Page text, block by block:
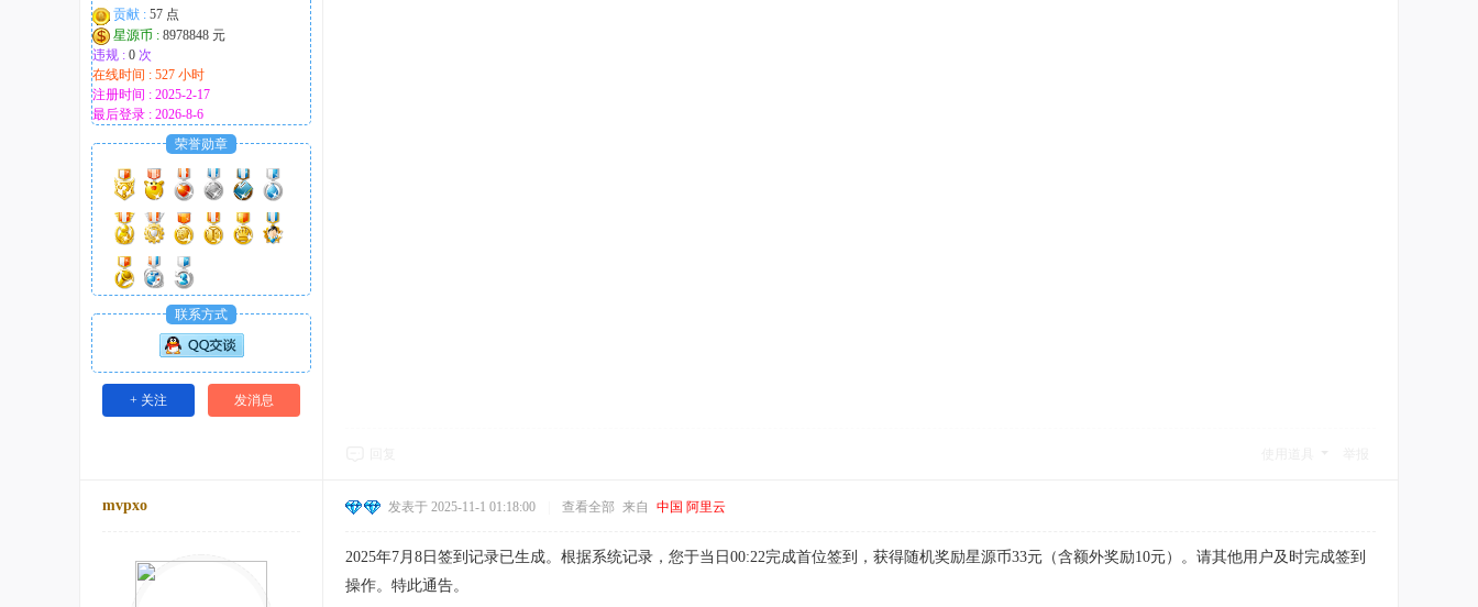
贡献 : 57 点
星源币 : 8978848 元
违规 : 0 次
在线时间 : 527 小时
注册时间 : 2025-2-17
最后登录 : 2026-8-6
荣誉勋章
联系方式
+ 关注 发消息
mvpxo 发表于 2025-11-1 01:18:00 查看全部 来自 中国 阿里云
2025年7月8日签到记录已生成。根据系统记录，您于当日00:22完成首位签到，获得随机奖励星源币33元（含额外奖励10元）。请其他用户及时完成签到
操作。特此通告。